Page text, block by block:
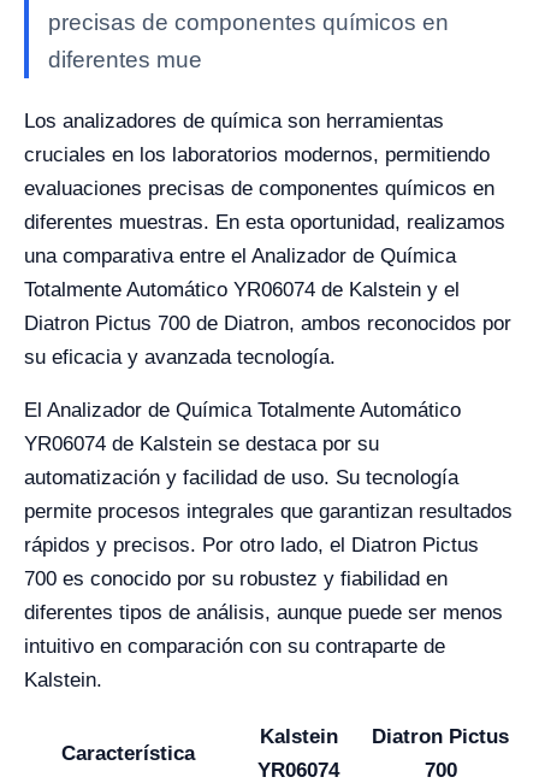
precisas de componentes químicos en
diferentes mue
Los analizadores de química son herramientas
cruciales en los laboratorios modernos, permitiendo
evaluaciones precisas de componentes químicos en
diferentes muestras. En esta oportunidad, realizamos
una comparativa entre el Analizador de Química
Totalmente Automático YR06074 de Kalstein y el
Diatron Pictus 700 de Diatron, ambos reconocidos por
su eficacia y avanzada tecnología.
El Analizador de Química Totalmente Automático
YR06074 de Kalstein se destaca por su
automatización y facilidad de uso. Su tecnología
permite procesos integrales que garantizan resultados
rápidos y precisos. Por otro lado, el Diatron Pictus
700 es conocido por su robustez y fiabilidad en
diferentes tipos de análisis, aunque puede ser menos
intuitivo en comparación con su contraparte de
Kalstein.
Característica
Kalstein
YR06074
Diatron Pictus
700